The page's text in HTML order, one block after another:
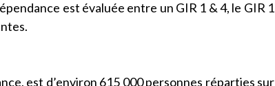
est évaluée entre un GIR 1 & 4, le GIR 1
est d’environ 615 000 personnes réparties sur